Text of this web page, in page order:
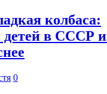
колбаса:
в СССР
0